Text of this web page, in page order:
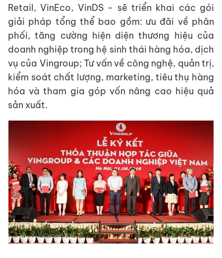
Retail, VinEco, VinDS - sẽ triển khai các gói
giải pháp tổng thể bao gồm: ưu đãi về phân
phối, tăng cường hiện diện thương hiệu của
doanh nghiệp trong hệ sinh thái hàng hóa, dịch
vụ của Vingroup; Tư vấn về công nghệ, quản trị,
kiểm soát chất lượng, marketing, tiêu thụ hàng
hóa và tham gia góp vốn nâng cao hiệu quả
sản xuất.